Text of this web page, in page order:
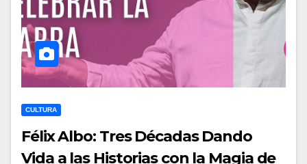
CULTURA
Félix Albo: Tres Décadas Dando
Vida a las Historias con la Magia de